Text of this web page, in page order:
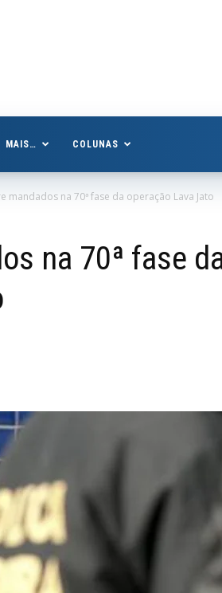
MAIS… COLUNAS
mandados na 70ª fase da operação Lava Jato
na 70ª fase